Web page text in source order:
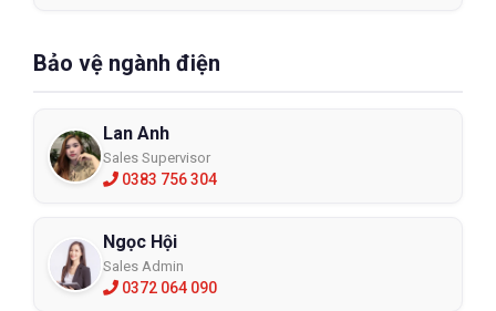
Bảo vệ ngành điện
Lan Anh
Sales Supervisor
0383 756 304
Ngọc Hội
Sales Admin
0372 064 090